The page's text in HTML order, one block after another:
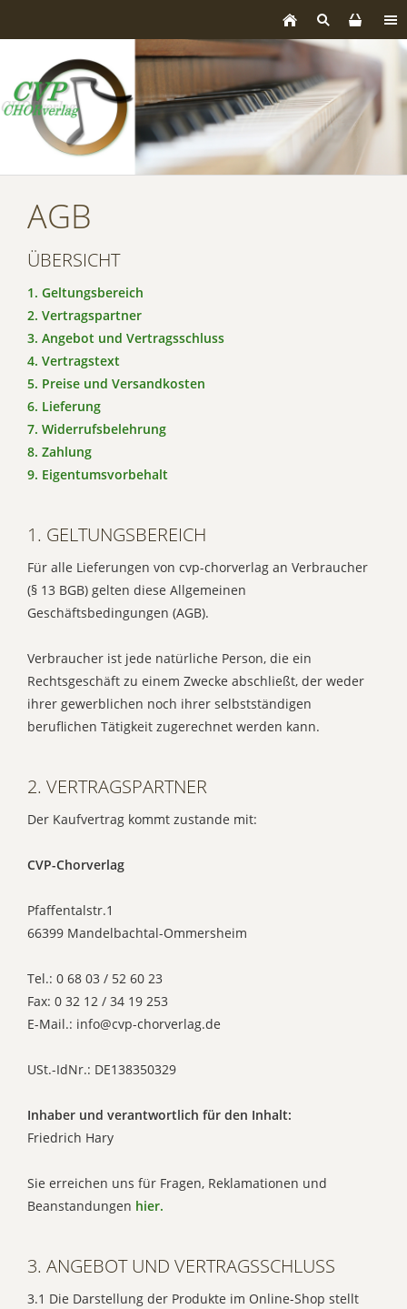
AGB
ÜBERSICHT
1. Geltungsbereich
2. Vertragspartner
3. Angebot und Vertragsschluss
4. Vertragstext
5. Preise und Versandkosten
6. Lieferung
7. Widerrufsbelehrung
8. Zahlung
9. Eigentumsvorbehalt
1. GELTUNGSBEREICH
Für alle Lieferungen von cvp-chorverlag an Verbraucher
(§ 13 BGB) gelten diese Allgemeinen
Geschäftsbedingungen (AGB).
Verbraucher ist jede natürliche Person, die ein
Rechtsgeschäft zu einem Zwecke abschließt, der weder
ihrer gewerblichen noch ihrer selbstständigen
beruflichen Tätigkeit zugerechnet werden kann.
2. VERTRAGSPARTNER
Der Kaufvertrag kommt zustande mit:
CVP-Chorverlag
Pfaffentalstr.1
66399 Mandelbachtal-Ommersheim
Tel.: 0 68 03 / 52 60 23
Fax: 0 32 12 / 34 19 253
E-Mail.: info@cvp-chorverlag.de
USt.-IdNr.: DE138350329
Inhaber und verantwortlich für den Inhalt:
Friedrich Hary
Sie erreichen uns für Fragen, Reklamationen und
Beanstandungen hier.
3. ANGEBOT UND VERTRAGSSCHLUSS
3.1 Die Darstellung der Produkte im Online-Shop stellt